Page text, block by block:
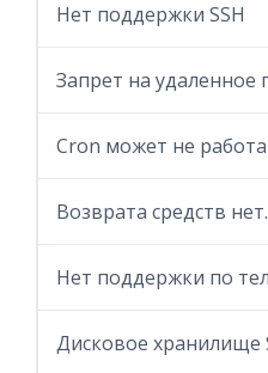
Нет поддержки SSH
Запрет на
Cron может не
Возврата средств нет.
Нет поддержки по
Дисковое хранилище